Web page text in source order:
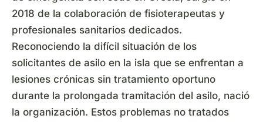
2018 de la colaboración de fisioterapeutas y
profesionales sanitarios dedicados.
Reconociendo la difícil situación de los
solicitantes de asilo en la isla que se enfrentan a
lesiones crónicas sin tratamiento oportuno
durante la prolongada tramitación del asilo, nació
la organización. Estos problemas no tratados